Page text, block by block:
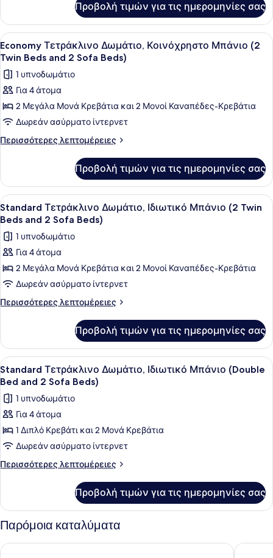
(Double
Bed
and
2
Sofa
Beds)
Τετράκλινο
Δωμάτιο,
Κοινόχρηστο
Μπάνιο
Bed
and
Sofa
Beds)
Προβολή τιμών για τις ημερομηνίες σας
Προβολή
όλων
των
φωτογραφιών
για
Economy
Τετράκλινο
Δωμάτιο,
(2
Twin
Beds
and
2
Sofa
Beds)
Ένα δωμάτιο ξενοδοχείου με ένα
8
Economy Τετράκλινο Δωμάτιο, Κοινόχρηστο Μπάνιο (2
Twin Beds and 2 Sofa Beds)
1 υπνοδωμάτιο
Για 4 άτομα
2 Μεγάλα Μονά Κρεβάτια και 2 Μονοί Καναπέδες-Κρεβάτια
Δωρεάν ασύρματο ίντερνετ
Περισσότερες λεπτομέρειες
Περισσότερες
Τετράκλινο
Δωμάτιο,
Κοινόχρηστο
Μπάνιο
Twin
Beds
2
Sofa
Προβολή τιμών για τις ημερομηνίες σας
Προβολή
όλων
των
φωτογραφιών
για
Standard
Τετράκλινο
Δωμάτιο,
(2
Twin
Beds
and
2
Sofa
Beds)
Ένα δωμάτιο ξενοδοχείου με
11
Standard Τετράκλινο Δωμάτιο, Ιδιωτικό Μπάνιο (2 Twin
Beds and 2 Sofa Beds)
1 υπνοδωμάτιο
Για 4 άτομα
2 Μεγάλα Μονά Κρεβάτια και 2 Μονοί Καναπέδες-Κρεβάτια
Δωρεάν ασύρματο ίντερνετ
Περισσότερες λεπτομέρειες
Περισσότερες
Τετράκλινο
Δωμάτιο,
Ιδιωτικό
Μπάνιο
Twin
Beds
2
Sofa
Προβολή τιμών για τις ημερομηνίες σας
Προβολή
όλων
των
φωτογραφιών
για
Standard
Τετράκλινο
Δωμάτιο,
(Double
and
2
Ένα δωμάτιο ξενοδοχείου με δύο
9
Standard Τετράκλινο Δωμάτιο, Ιδιωτικό Μπάνιο (Double
Bed and 2 Sofa Beds)
1 υπνοδωμάτιο
Για 4 άτομα
1 Διπλό Κρεβάτι και 2 Μονά Κρεβάτια
Δωρεάν ασύρματο ίντερνετ
Περισσότερες λεπτομέρειες
Περισσότερες
Τετράκλινο
Δωμάτιο,
Ιδιωτικό
Μπάνιο
(Double
Προβολή τιμών για τις ημερομηνίες σας
Παρόμοια καταλύματα
CABINN Copenhagen